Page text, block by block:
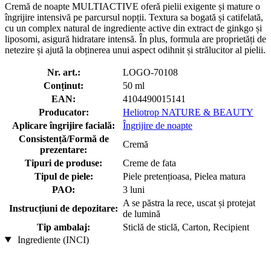
Cremă de noapte MULTIACTIVE oferă pielii exigente și mature o
îngrijire intensivă pe parcursul nopții. Textura sa bogată și catifelată,
cu un complex natural de ingrediente active din extract de ginkgo și
liposomi, asigură hidratare intensă. În plus, formula are proprietăți de
netezire și ajută la obținerea unui aspect odihnit și strălucitor al pielii.
Nr. art.:
LOGO-70108
Conținut:
50 ml
EAN:
4104490015141
Producator:
Heliotrop NATURE & BEAUTY
Aplicare îngrijire facială:
Îngrijire de noapte
Consistență/Formă de
prezentare:
Cremă
Tipuri de produse:
Creme de fata
Tipul de piele:
Piele pretențioasa, Pielea matura
PAO:
3 luni
Instrucțiuni de depozitare:
A se păstra la rece, uscat și protejat
de lumină
Tip ambalaj:
Sticlă de sticlă, Carton, Recipient
Ingrediente (INCI)